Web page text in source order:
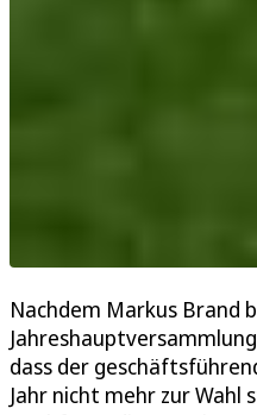
Nachdem Markus Brand
dass der
Jahr nicht mehr zur